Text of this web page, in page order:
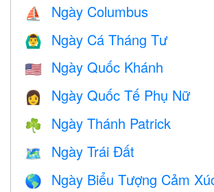
⛵️ Ngày Columbus
🙆‍♂️ Ngày Cá Tháng Tư
🇺🇸 Ngày Quốc Khánh
👩 Ngày Quốc Tế Phụ Nữ
☘️ Ngày Thánh Patrick
🗺️ Ngày Trái Đất
🌎 Ngày Biểu Tượng Cảm